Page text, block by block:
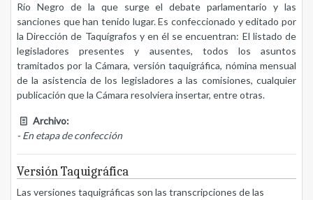
Río Negro de la que surge el debate parlamentario y las
sanciones que han tenido lugar. Es confeccionado y editado por
la Dirección de Taquígrafos y en él se encuentran: El listado de
legisladores presentes y ausentes, todos los asuntos
tramitados por la Cámara, versión taquigráfica, nómina mensual
de la asistencia de los legisladores a las comisiones, cualquier
publicación que la Cámara resolviera insertar, entre otras.
Archivo:
- En etapa de confección
Versión Taquigráfica
Las versiones taquigráficas son las transcripciones de las